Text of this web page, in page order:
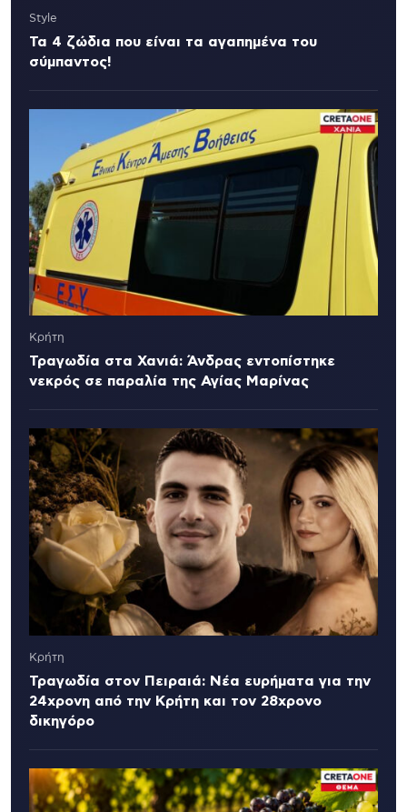
Style
Τα 4 ζώδια που είναι τα αγαπημένα του
σύμπαντος!
Κρήτη
Τραγωδία στα Χανιά: Άνδρας εντοπίστηκε
νεκρός σε παραλία της Αγίας Μαρίνας
Κρήτη
Τραγωδία στον Πειραιά: Νέα ευρήματα για την
24χρονη από την Κρήτη και τον 28χρονο
δικηγόρο